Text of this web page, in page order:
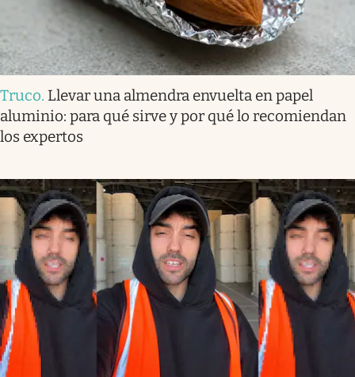
Truco. Llevar una almendra envuelta en papel
aluminio: para qué sirve y por qué lo recomiendan
los expertos